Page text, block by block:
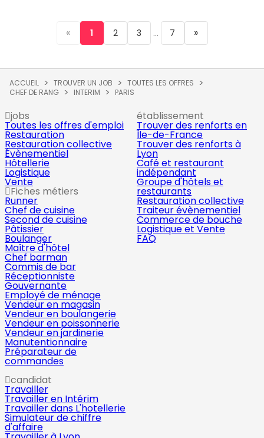
« 1 2 3 ... 7 »
ACCUEIL TROUVER UN JOB
TOUTES LES OFFRES
CHEF DE RANG
INTERIM PARIS
jobs
Toutes les offres d'emploi
Restauration
Restauration collective
Évènementiel
Hôtellerie
Logistique
Vente
Fiches métiers
Runner
Chef de cuisine
Second de cuisine
Pâtissier
Boulanger
Maître d'hôtel
Chef barman
Commis de bar
Réceptionniste
Gouvernante
Employé de ménage
Vendeur en magasin
Vendeur en boulangerie
Vendeur en poissonnerie
Vendeur en jardinerie
Manutentionnaire
Préparateur de
commandes
établissement
Trouver des renforts en
Île-de-France
Trouver des renforts à
Lyon
Café et restaurant
indépendant
Groupe d'hôtels et
restaurants
Restauration collective
Traiteur évènementiel
Commerce de bouche
Logistique et Vente
FAQ
candidat
Travailler
Travailler en Intérim
Travailler dans L'hotellerie
Simulateur de chiffre
d'affaire